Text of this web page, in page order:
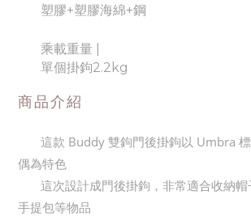
塑膠+塑膠海綿+鋼
乘載重量 |
單個掛鉤2.2kg
商品介紹
這款 Buddy 雙鉤門後掛鉤以 Umbra
偶為特色
這次設計成門後掛鉤，非常適合收納
手提包等物品